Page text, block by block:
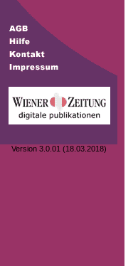
Version 3.0.01 (18.03.2018)